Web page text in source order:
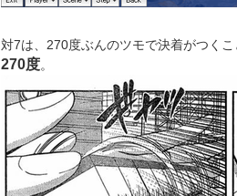
対7は、270度ぶんのツモで決着がつくこ
270度。